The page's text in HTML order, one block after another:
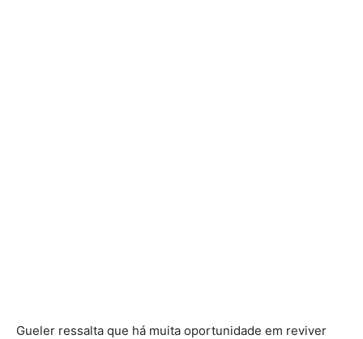
Gueler ressalta que há muita oportunidade em reviver